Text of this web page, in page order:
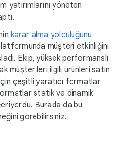
yatırımlarını yöneten
karar alma yolculuğunu
müşteri etkinliğini
Ekip, yüksek performanslı
müşterileri ilgili ürünleri satın
çeşitli yaratıcı formatlar
statik ve dinamik
Burada da bu
görebilirsiniz.